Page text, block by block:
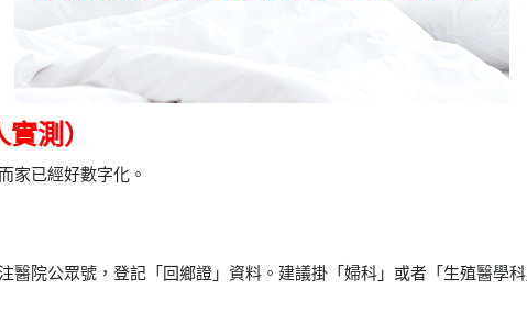
測）
家已經好數字化。
醫院公眾號，登記「回鄉證」資料。建議掛「婦科」或者「生殖醫學科